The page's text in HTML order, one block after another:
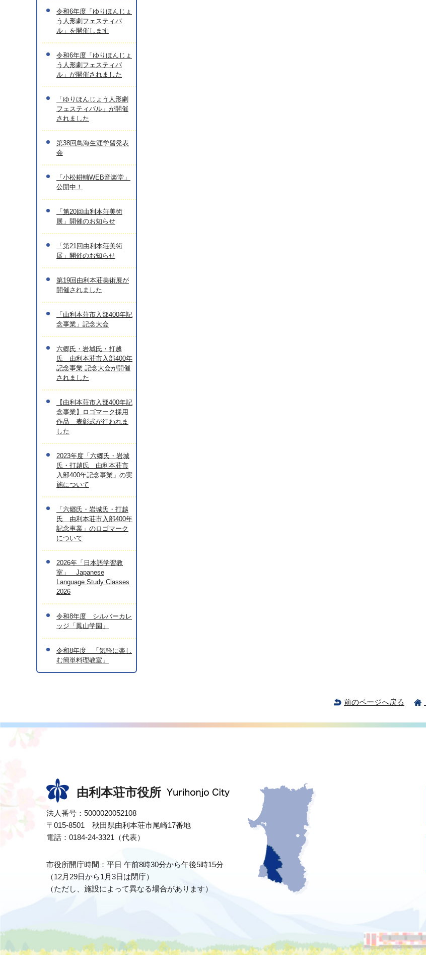
令和6年度「ゆりほんじょ
う人形劇フェスティバ
ル」を開催します
令和6年度「ゆりほんじょ
う人形劇フェスティバ
ル」が開催されました
「ゆりほんじょう人形劇
フェスティバル」が開催
されました
第38回鳥海生涯学習発表
会
「小松耕輔WEB音楽堂」
公開中！
「第20回由利本荘美術
展」開催のお知らせ
「第21回由利本荘美術
展」開催のお知らせ
第19回由利本荘美術展が
開催されました
「由利本荘市入部400年記
念事業」記念大会
六郷氏・岩城氏・打越
氏 由利本荘市入部400年
記念事業 記念大会が開催
されました
【由利本荘市入部400年記
念事業】ロゴマーク採用
作品 表彰式が行われま
した
2023年度「六郷氏・岩城
氏・打越氏 由利本荘市
入部400年記念事業」の実
施について
「六郷氏・岩城氏・打越
氏 由利本荘市入部400年
記念事業」のロゴマーク
について
2026年「日本語学習教
室」 Japanese
Language Study Classes
2026
令和8年度 シルバーカレ
ッジ「鳳山学園」
令和8年度 「気軽に楽し
む簡単料理教室」
前のページへ戻る
由利本荘市役所
法人番号：5000020052108
〒015-8501 秋田県由利本荘市尾崎17番地
電話：0184-24-3321（代表）
市役所開庁時間：平日 午前8時30分から午後5時15分
（12月29日から1月3日は閉庁）
（ただし、施設によって異なる場合があります）